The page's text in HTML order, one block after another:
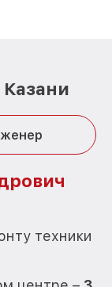
техники